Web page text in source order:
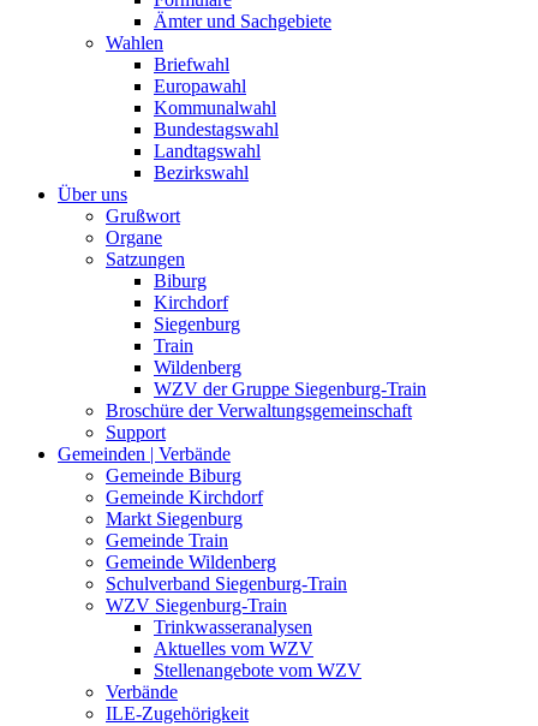
Ämter und Sachgebiete
Wahlen
Briefwahl
Europawahl
Kommunalwahl
Bundestagswahl
Landtagswahl
Bezirkswahl
Über uns
Grußwort
Organe
Satzungen
Biburg
Kirchdorf
Siegenburg
Train
Wildenberg
WZV der Gruppe Siegenburg-Train
Broschüre der Verwaltungsgemeinschaft
Support
Gemeinden | Verbände
Gemeinde Biburg
Gemeinde Kirchdorf
Markt Siegenburg
Gemeinde Train
Gemeinde Wildenberg
Schulverband Siegenburg-Train
WZV Siegenburg-Train
Trinkwasseranalysen
Aktuelles vom WZV
Stellenangebote vom WZV
Verbände
ILE-Zugehörigkeit